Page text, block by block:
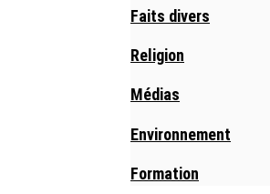
Faits divers
Religion
Médias
Environnement
Formation